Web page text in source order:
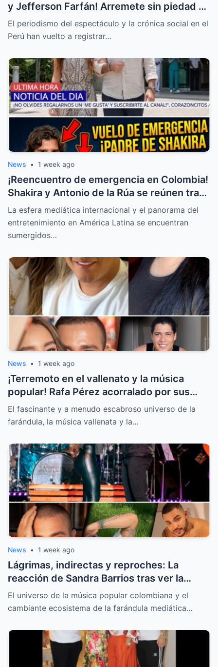
y Jefferson Farfán! Arremete sin piedad y
llama “descerebrados” a Peluchín y a La
Granja VIP
El periodismo del espectáculo y la crónica social en el
Perú han vuelto a registrar…
News • 1 week ago
¡Reencuentro de emergencia en Colombia!
Shakira y Antonio de la Rúa se reúnen tras
la delicada salud de William Mebarak
La esfera mediática internacional y el panorama del
entretenimiento en América Latina se encuentran
sumergidos…
News • 1 week ago
¡Terremoto en el vallenato y la música
popular! Rafa Pérez acorralado por sus
hijos y la llamada secreta sobre la boda de
Jessi Uribe
El fascinante y a menudo escabroso universo de la
farándula, la música vallenata y la…
News • 1 week ago
Lágrimas, indirectas y reproches: La
reacción de Sandra Barrios tras ver la
nueva portada sobre el tatuaje de Jessi
Uribe
El universo de la música popular colombiana y el
cambiante ecosistema de la farándula mediática…